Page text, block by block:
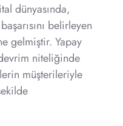
dünyasında,
belirleyen
gelmiştir. Yapay
niteliğinde
müşterileriyle